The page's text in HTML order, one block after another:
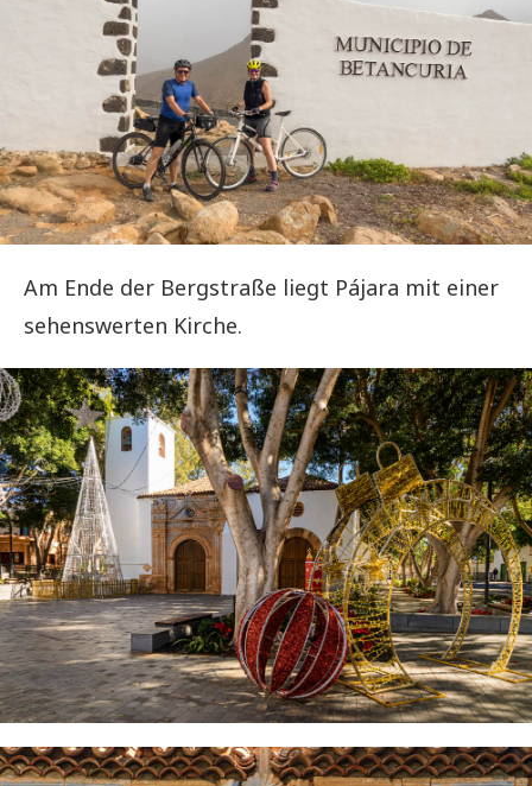
Am Ende der Bergstraße liegt Pájara mit einer
sehenswerten Kirche.